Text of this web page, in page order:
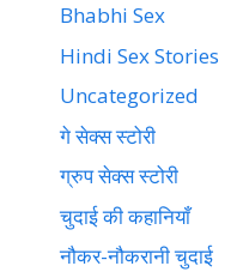
Bhabhi Sex
Hindi Sex Stories
Uncategorized
गे सेक्स स्टोरी
ग्रुप सेक्स स्टोरी
चुदाई की कहानियाँ
नौकर-नौकरानी चुदाई